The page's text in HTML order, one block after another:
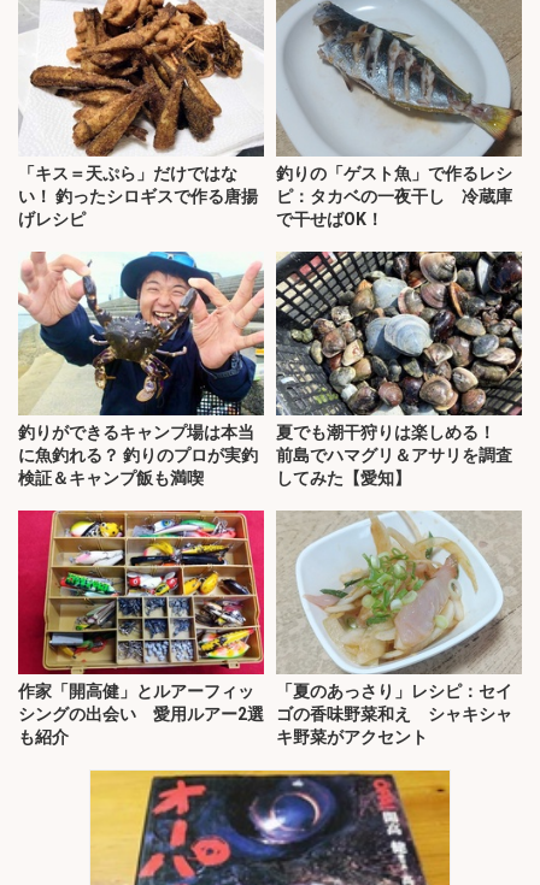
「キス＝天ぷら」だけではな
い！ 釣ったシロギスで作る唐揚
げレシピ
釣りの「ゲスト魚」で作るレシ
ピ：タカベの一夜干し 冷蔵庫
で干せばOK！
釣りができるキャンプ場は本当
に魚釣れる？ 釣りのプロが実釣
検証＆キャンプ飯も満喫
夏でも潮干狩りは楽しめる！
前島でハマグリ＆アサリを調査
してみた【愛知】
作家「開高健」とルアーフィッ
シングの出会い 愛用ルアー2選
も紹介
「夏のあっさり」レシピ：セイ
ゴの香味野菜和え シャキシャ
キ野菜がアクセント